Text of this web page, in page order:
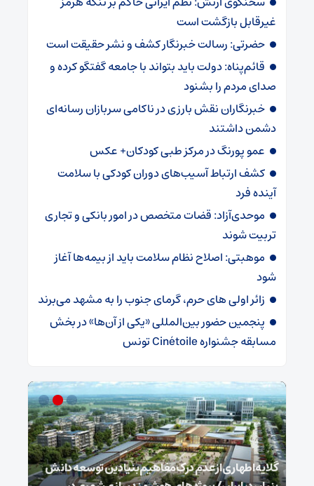
غیرقابل بازگشت است
حضرتی: رسالت خبرنگار کشف و نشر حقیقت است
قائم‌پناه: دولت باید بتواند با جامعه گفتگو کرده و
صدای مردم را بشنود
خبرنگاران نقش بارزی در ناکامی سربازان رسانه‌ای
دشمن داشتند
عمو پورنگ در مرکز طبی کودکان+ عکس
کشف ارتباط آسیب‌های دوران کودکی با سلامت
آینده فرد
موحدی‌آزاد: قضات متخصص در امور بانکی و تجاری
تربیت شوند
موهبتی: اصلاح نظام سلامت باید از بیمه‌ها آغاز
شود
زائر اولی های حرم، گرمای جنوب را به مشهد می‌برند
پنجمین حضور بین‌المللی «یکی از آن‌ها» در بخش
مسابقه جشنواره Cinétoile تونس
گلایه اطهاری از عدم درک مفاهیم بنیادین توسعه دانش